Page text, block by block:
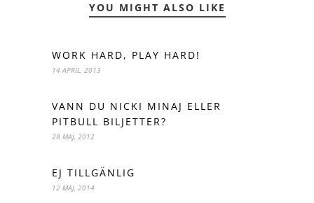
YOU MIGHT ALSO LIKE
WORK HARD, PLAY HARD!
14 APRIL, 2013
VANN DU NICKI MINAJ ELLER
PITBULL BILJETTER?
28 MAJ, 2012
EJ TILLGÄNLIG
12 MAJ, 2014